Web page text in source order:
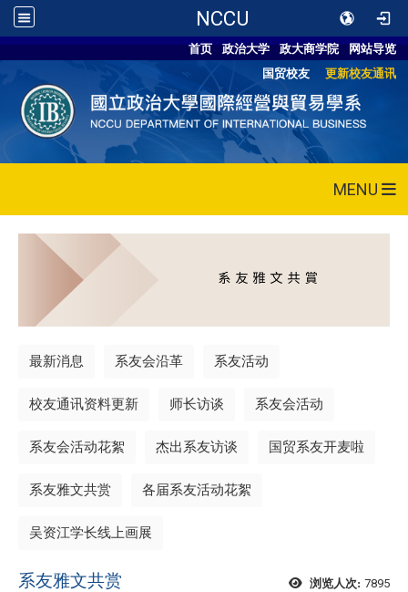
NCCU
首页 政治大学 政大商学院
网站导览
国贸校友
更新校友通讯
MENU
最新消息 系友会沿革 系友活动
校友通讯资料更新 师长访谈 系友会活动
系友会活动花絮 杰出系友访谈 国贸系友开麦啦
系友雅文共赏 各届系友活动花絮
吴资江学长线上画展
浏览人次: 7895
系友雅文共赏